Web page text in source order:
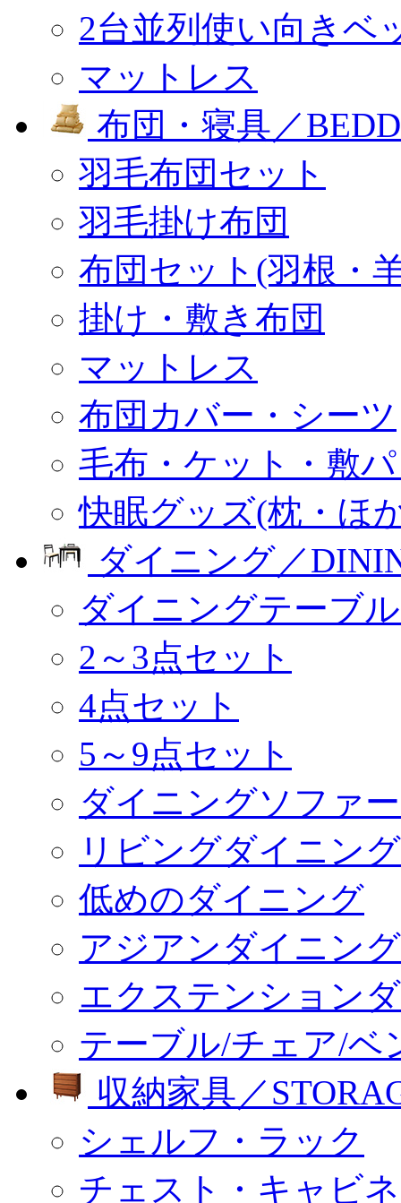
2台並列使い向きベ
マットレス
布団・寝具／
羽毛布団セット
羽毛掛け布団
布団セット(羽根・
掛け・敷き布団
マットレス
布団カバー・シーツ
毛布・ケット・敷
快眠グッズ(枕・ほ
ダイニング／
ダイニングテーブ
2～3点セット
4点セット
5～9点セット
ダイニングソファ
リビングダイニン
低めのダイニング
アジアンダイニング
エクステンション
テーブル/チェア/ベ
収納家具／
シェルフ・ラック
チェスト・キャビ